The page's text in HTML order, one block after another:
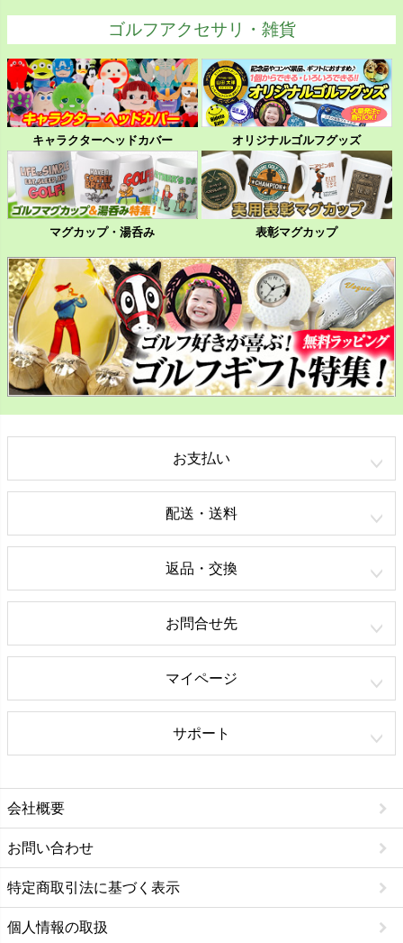
ゴルフアクセサリ・雑貨
キャラクターヘッドカバー オリジナルゴルフグッズ
マグカップ・湯呑み 表彰マグカップ
お支払い
配送・送料
返品・交換
お問合せ先
マイページ
サポート
会社概要
お問い合わせ
特定商取引法に基づく表示
個人情報の取扱